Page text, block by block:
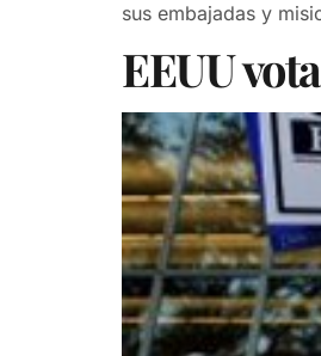
sus embajadas y
EEUU